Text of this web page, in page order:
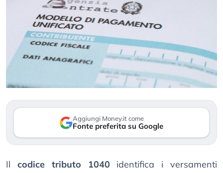
Aggiungi Money.it come
Fonte preferita su Google
Il codice tributo 1040 identifica i versamenti